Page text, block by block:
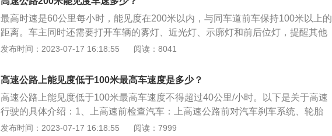
如果机动车在高速公路上行驶，遇有雾、雨、雪、沙尘、冰雹等低能见度气象条
件时，高速公路管理部门应当通过显示屏等方式发布速度限制、保持车距等提示
信息。
最高时速是60公里每小时，能见度在200米以内，与同车道前车保持100米以上的
距离。车主同时还需要打开车辆的雾灯、近光灯、示廓灯和前后位灯，提醒其他
车辆注意安全。各种能见度下的安全行车间距及允许最高车速：小于500米大于2
上的行车间距。小于200米大于100米：必须开启近光灯、示宽灯和前后雾灯，时
速不得超过60km/h，保持100米以上的行车间距。小于100米大于50米：必须开
启近光灯、示宽灯和前后雾灯，时速不得超过40km/h，保持50米以上的行车间
距。小于50米：车辆禁止驶入高速公路。此时已进入高速公路的车辆，必须按规
定开启有关灯光，驶离雾区，时速不得超过20公里。高速的简介：高速，指高级
发布时间：2023-07-17 16:18:55 阅读：8041
高速公路上能见度低于100米最高车速度是多少？
高速公路上能见度低于100米最高车速度不得超过40公里/小时。以下是关于高速
行驶的具体介绍：1、上高速前检查汽车：上高速公路前对汽车刹车系统、轮胎
气压磨损进行检查，避免出现紧急制动刹车不到位，而轮胎气压无论是过低还是
发布时间：2023-07-17 16:18:55 阅读：7999